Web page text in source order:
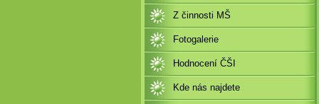
Z činnosti MŠ
Fotogalerie
Hodnocení ČŠI
Kde nás najdete